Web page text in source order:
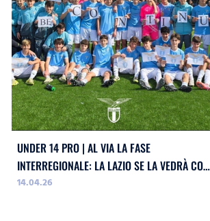
UNDER 14 PRO | AL VIA LA FASE
INTERREGIONALE: LA LAZIO SE LA VEDRÀ CON
NAPOLI, CATANZARO E PESCARA
14.04.26